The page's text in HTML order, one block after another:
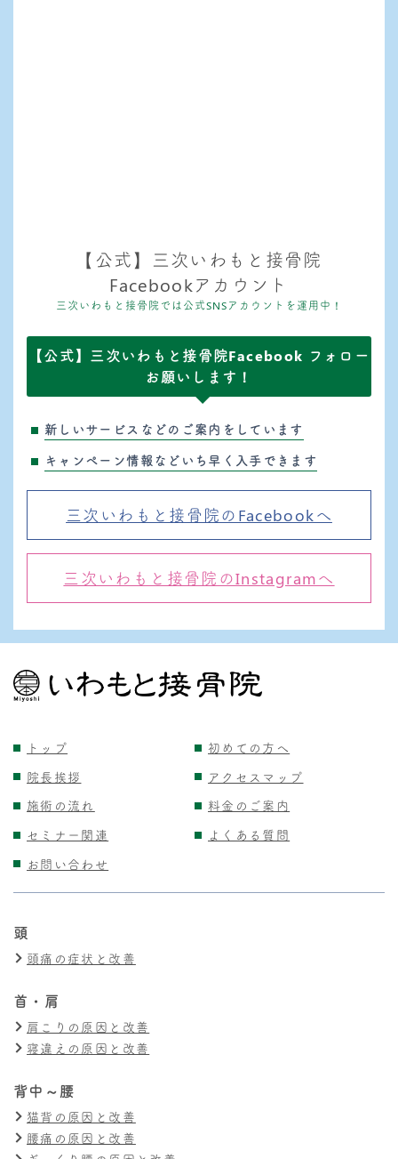
【公式】三次いわもと接骨院
Facebookアカウント
三次いわもと接骨院では公式SNSアカウントを運用中！
【公式】三次いわもと接骨院Facebook フォロー
お願いします！
新しいサービスなどのご案内をしています
キャンペーン情報などいち早く入手できます
三次いわもと接骨院のFacebookへ
三次いわもと接骨院のInstagramへ
トップ
初めての方へ
院長挨拶
アクセスマップ
施術の流れ
料金のご案内
セミナー関連
よくある質問
お問い合わせ
頭
頭痛の症状と改善
首・肩
肩こりの原因と改善
寝違えの原因と改善
背中～腰
猫背の原因と改善
腰痛の原因と改善